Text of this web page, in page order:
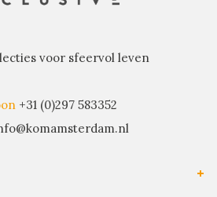
voor sfeervol leven
+31 (0)297 583352